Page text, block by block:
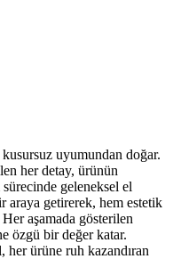
uyumundan doğar.
her detay, ürünün
geleneksel el
getirerek, hem estetik
aşamada gösterilen
özgü bir değer katar.
her ürüne ruh kazandıran